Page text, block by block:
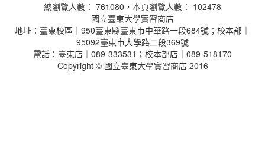
總瀏覽人數： 761080，本頁瀏覽人數： 102478
國立臺東大學實習商店
地址：臺東校區｜950臺東縣臺東市中華路一段684號；校本部｜
95092臺東市大學路二段369號
電話：臺東店｜089-333531；校本部店｜089-518170
Copyright © 國立臺東大學實習商店 2016